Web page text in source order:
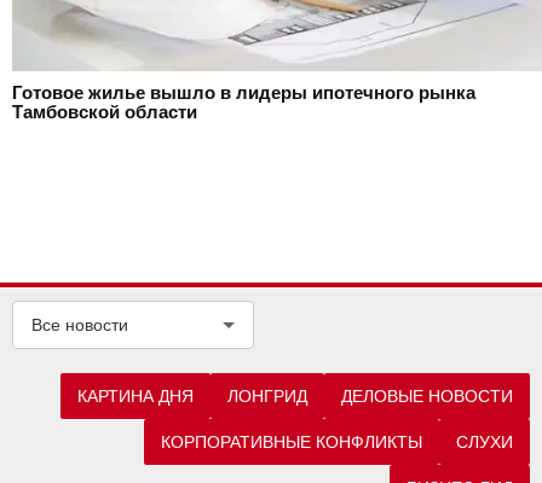
Готовое жилье вышло в лидеры ипотечного рынка
Тамбовской области
Все новости
КАРТИНА ДНЯ ЛОНГРИД ДЕЛОВЫЕ НОВОСТИ
КОРПОРАТИВНЫЕ КОНФЛИКТЫ СЛУХИ